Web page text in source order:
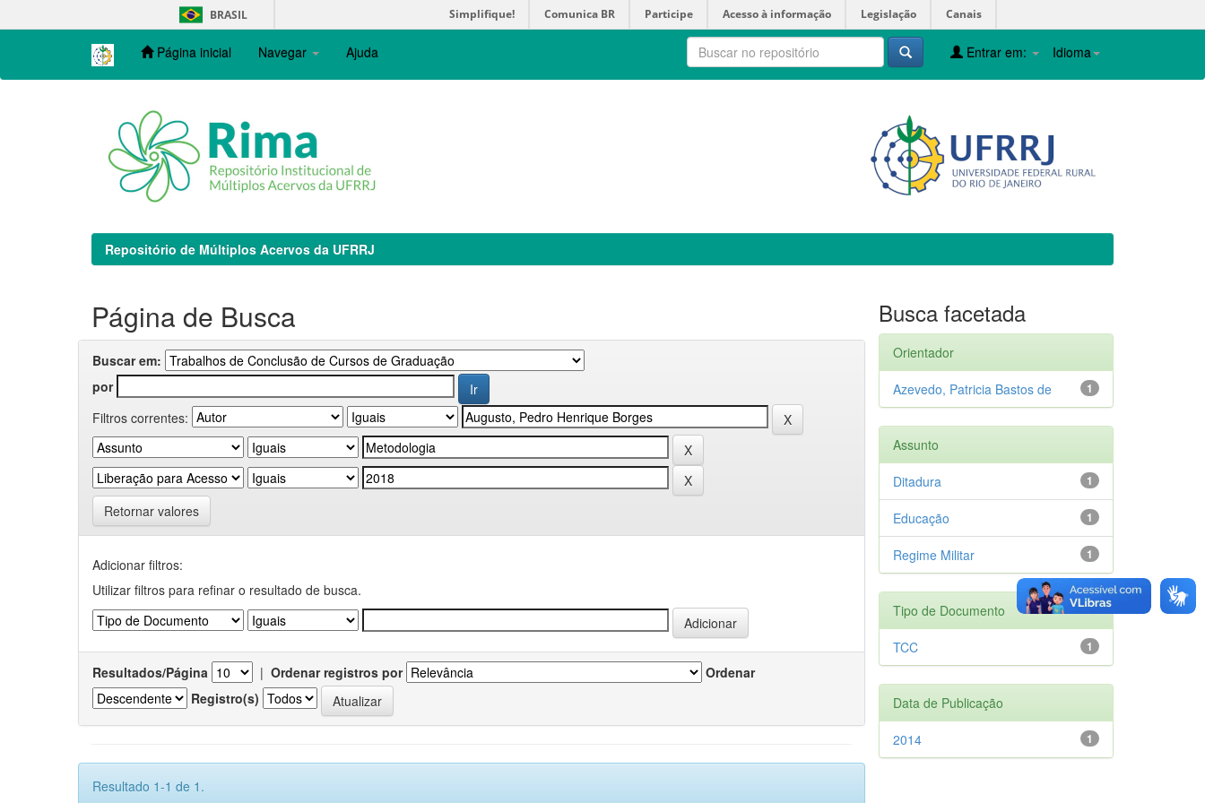
navigation
BRASIL Simplifique! Comunica BR Participe Acesso à informação Legislação Canais
Página inicial Navegar Ajuda Idioma
Entrar em:
Repositório de Múltiplos Acervos da UFRRJ
Página de Busca
Buscar em:
por
Filtros correntes:
Retornar valores
Adicionar filtros:
Utilizar filtros para refinar o resultado de busca.
Resultados/Página | Ordenar registros por
Ordenar
Registro(s)
Resultado 1-1 de 1.
Busca facetada
Orientador
1
Azevedo, Patricia Bastos de
Assunto
1
Ditadura
1
Educação
1
Regime Militar
Tipo de Documento
1
TCC
Data de Publicação
1
2014